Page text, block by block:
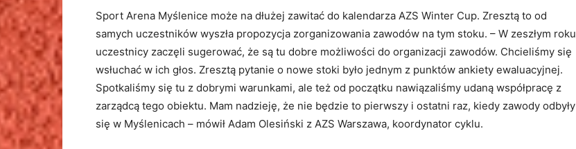
Sport Arena Myślenice może na dłużej zawitać do kalendarza AZS Winter Cup. Zresztą to od
samych uczestników wyszła propozycja zorganizowania zawodów na tym stoku. – W zeszłym roku
uczestnicy zaczęli sugerować, że są tu dobre możliwości do organizacji zawodów. Chcieliśmy się
wsłuchać w ich głos. Zresztą pytanie o nowe stoki było jednym z punktów ankiety ewaluacyjnej.
Spotkaliśmy się tu z dobrymi warunkami, ale też od początku nawiązaliśmy udaną współpracę z
zarządcą tego obiektu. Mam nadzieję, że nie będzie to pierwszy i ostatni raz, kiedy zawody odbyły
się w Myślenicach – mówił Adam Olesiński z AZS Warszawa, koordynator cyklu.